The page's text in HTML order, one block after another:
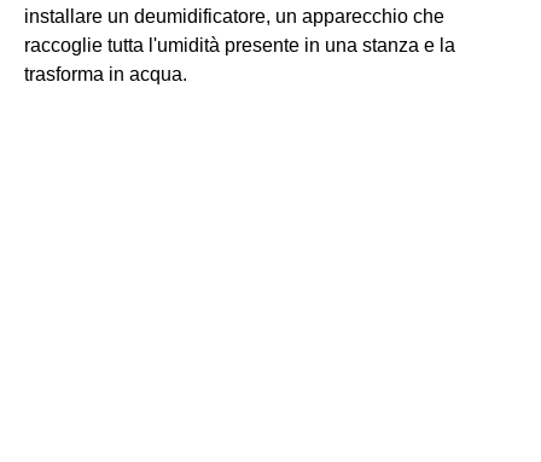
installare un deumidificatore, un apparecchio che
raccoglie tutta l'umidità presente in una stanza e la
trasforma in acqua.